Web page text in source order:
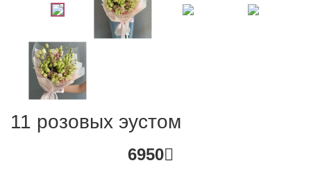
11 розовых эустом
6950